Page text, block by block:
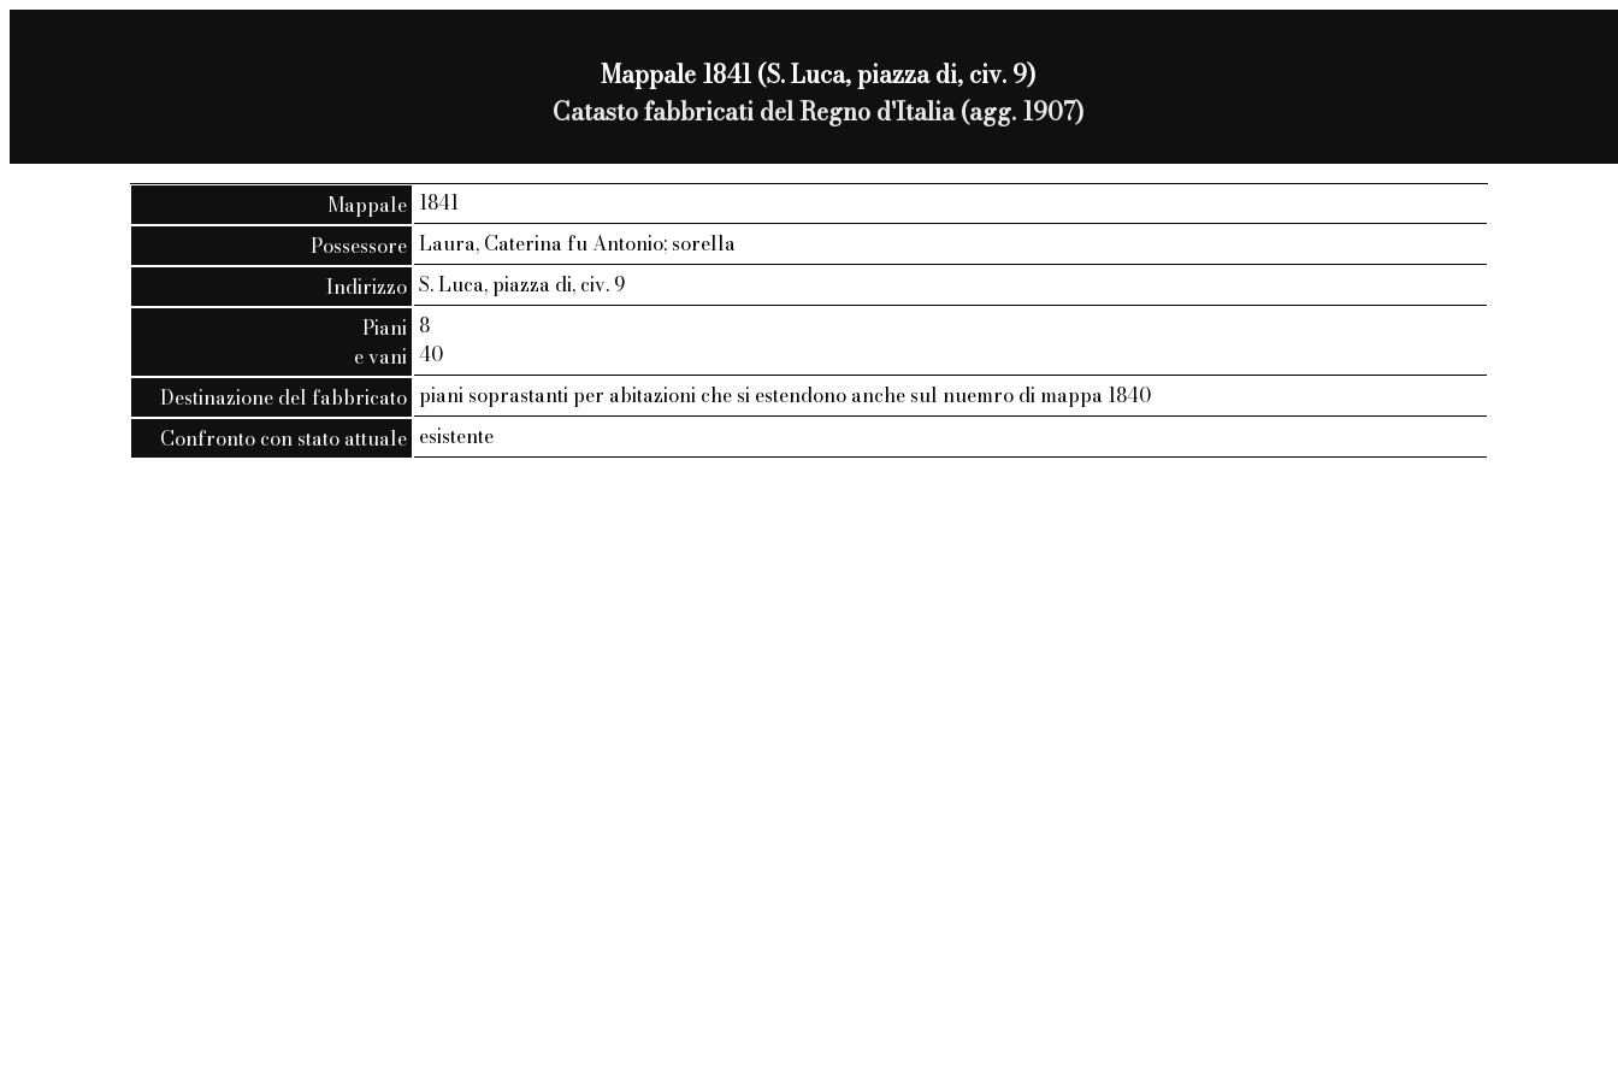
Mappale 1841 (S. Luca, piazza di, civ. 9)
Catasto fabbricati del Regno d'Italia (agg. 1907)
Mappale 1841
Possessore Laura, Caterina fu Antonio; sorella
Indirizzo S. Luca, piazza di, civ. 9
Piani
e vani
8
40
Destinazione del fabbricato piani soprastanti per abitazioni che si estendono anche sul nuemro di mappa 1840
Confronto con stato attuale esistente